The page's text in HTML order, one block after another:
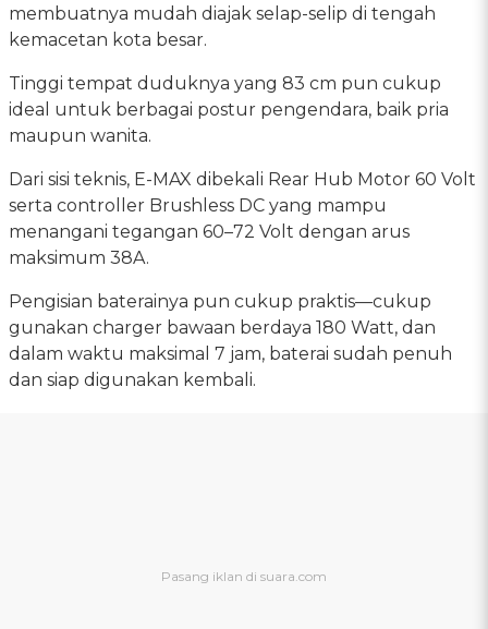
membuatnya mudah diajak selap-selip di tengah
kemacetan kota besar.
Tinggi tempat duduknya yang 83 cm pun cukup
ideal untuk berbagai postur pengendara, baik pria
maupun wanita.
Dari sisi teknis, E-MAX dibekali Rear Hub Motor 60 Volt
serta controller Brushless DC yang mampu
menangani tegangan 60–72 Volt dengan arus
maksimum 38A.
Pengisian baterainya pun cukup praktis—cukup
gunakan charger bawaan berdaya 180 Watt, dan
dalam waktu maksimal 7 jam, baterai sudah penuh
dan siap digunakan kembali.